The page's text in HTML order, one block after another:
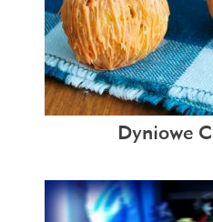
Dyniowe